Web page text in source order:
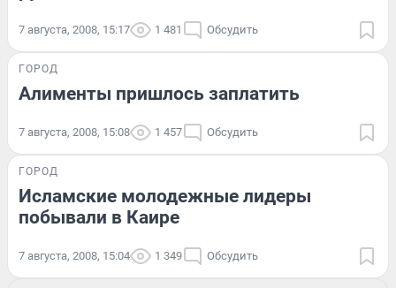
7 августа, 2008, 15:17 1 481 Обсудить
ГОРОД
Алименты пришлось заплатить
7 августа, 2008, 15:08 1 457 Обсудить
ГОРОД
Исламские молодежные лидеры
побывали в Каире
7 августа, 2008, 15:04 1 349 Обсудить